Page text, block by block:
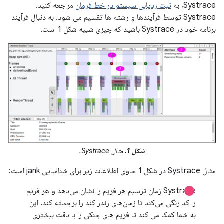
Systrace، به
ثبت ردیابی سیستم در خط فرمان مراجعه کنید.
Systrace توسط فرآیندها و رشته ها تقسیم می شود. به دنبال فرآیند
برنامه خود در Systrace باشید که چیزی شبیه شکل 1 است.
شکل 1. مثال Systrace.
مثال Systrace در شکل 1 حاوی اطلاعات زیر برای شناسایی jank است:
Systrace زمان ترسیم هر فریم را نشان می‌دهد و هر فریم
را کد رنگی می‌کند تا زمان‌های رندر کند را برجسته کند. این
به شما کمک می کند تا فریم های جنکی را با دقت بیشتری